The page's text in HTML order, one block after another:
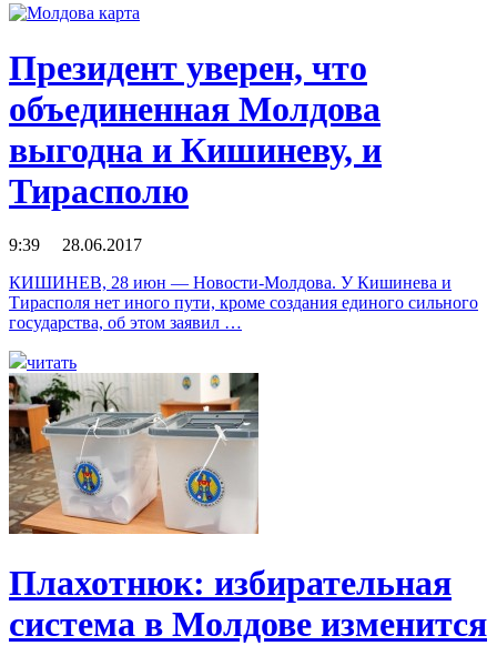
Президент уверен, что
объединенная Молдова
выгодна и Кишиневу, и
Тирасполю
9:39 28.06.2017
КИШИНЕВ, 28 июн — Новости-Молдова. У Кишинева и
Тирасполя нет иного пути, кроме создания единого сильного
государства, об этом заявил …
читать
Плахотнюк: избирательная
система в Молдове изменится